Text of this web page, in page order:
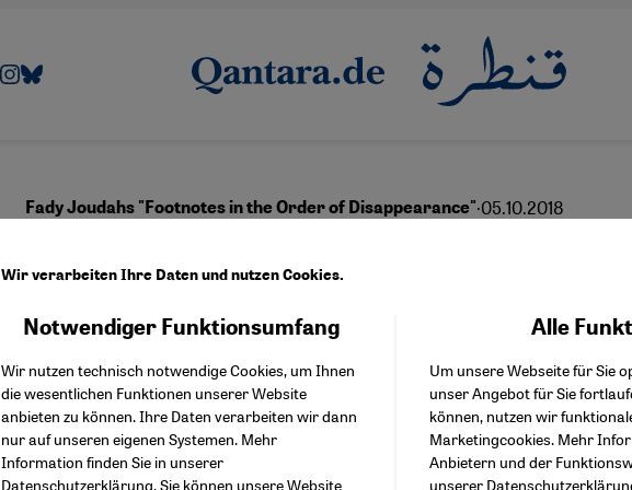
Fady Joudahs "Footnotes in the Order of Disappearance"·05.10.2018
Ein Netz aus lebendem
Deutsch English عربي
Wir verarbeiten Ihre Daten und nutzen Cookies.
Notwendiger Funktionsumfang
Wir nutzen technisch notwendige Cookies, um Ihnen
die wesentlichen Funktionen unserer Website
anbieten zu können. Ihre Daten verarbeiten wir dann
nur auf unseren eigenen Systemen. Mehr
Information finden Sie in unserer
Datenschutzerklärung. Sie können unsere Website
Alle
Um unsere Webseite für Sie
unser Angebot für Sie
können, nutzen wir
Marketingcookies. Mehr
Anbietern und der
unserer
Facebook Embed /
Twitter Embed
Instagram Embed
Youtube Embed
Google Maps Embed